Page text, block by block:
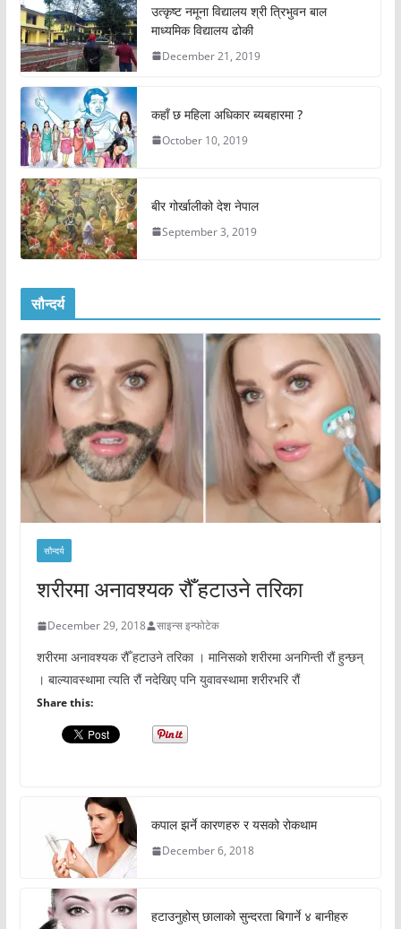
उत्कृष्ट नमूना विद्यालय श्री त्रिभुवन बाल
माध्यमिक विद्यालय ढोकी
December 21, 2019
कहाँ छ महिला अधिकार ब्यबहारमा ?
October 10, 2019
बीर गोर्खालीको देश नेपाल
September 3, 2019
सौन्दर्य
सौन्दर्य
शरीरमा अनावश्यक रौँ हटाउने तरिका
December 29, 2018 साइन्स इन्फोटेक
शरीरमा अनावश्यक रौँ हटाउने तरिका । मानिसको शरीरमा अनगिन्ती रौं हुन्छन्
। बाल्यावस्थामा त्यति रौं नदेखिए पनि युवावस्थामा शरीरभरि रौं
Share this:
कपाल झर्ने कारणहरु र यसको रोकथाम
December 6, 2018
हटाउनुहोस् छालाको सुन्दरता बिगार्ने ४ बानीहरु